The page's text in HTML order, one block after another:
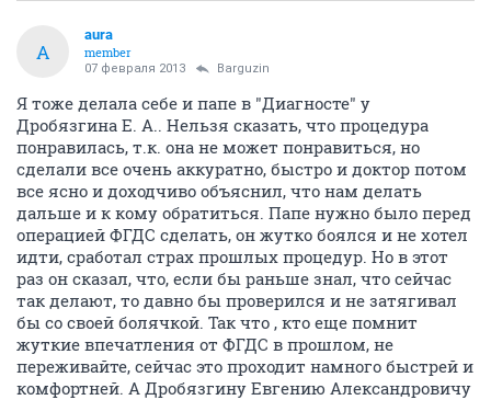
A
aura
member
07 февраля 2013 Barguzin
Я тоже делала себе и папе в "Диагносте" у
Дробязгина Е. А.. Нельзя сказать, что процедура
понравилась, т.к. она не может понравиться, но
сделали все очень аккуратно, быстро и доктор потом
все ясно и доходчиво объяснил, что нам делать
дальше и к кому обратиться. Папе нужно было перед
операцией ФГДС сделать, он жутко боялся и не хотел
идти, сработал страх прошлых процедур. Но в этот
раз он сказал, что, если бы раньше знал, что сейчас
так делают, то давно бы проверился и не затягивал
бы со своей болячкой. Так что , кто еще помнит
жуткие впечатления от ФГДС в прошлом, не
переживайте, сейчас это проходит намного быстрей и
комфортней. А Дробязгину Евгению Александровичу